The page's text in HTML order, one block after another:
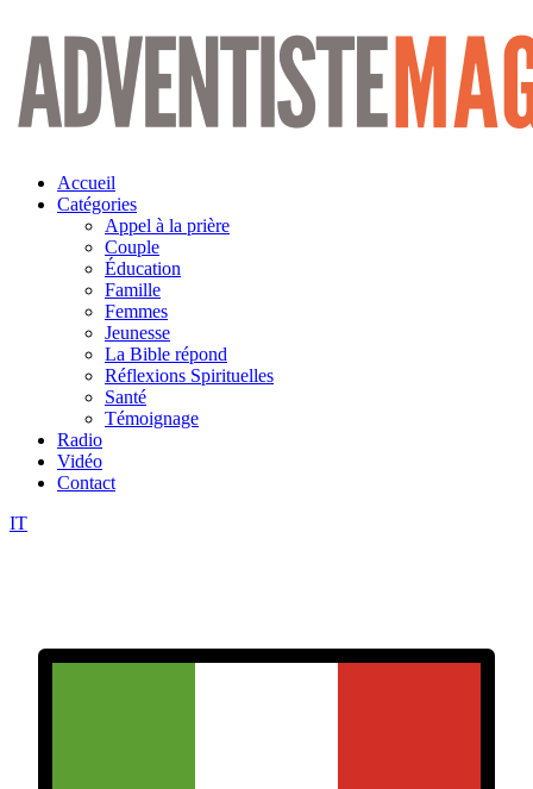
Aller
contenu
Accueil
Catégories
Appel à la prière
Couple
Éducation
Famille
Femmes
Jeunesse
La Bible répond
Réflexions Spirituelles
Santé
Témoignage
Radio
Vidéo
Contact
IT